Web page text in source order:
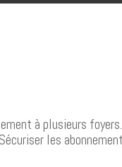
à plusieurs
les